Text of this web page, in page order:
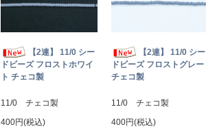
【2連】 11/0 シー
ドビーズ フロストホワイ
ト チェコ製
11/0 チェコ製
400円(税込)
【2連】 11/0 シー
ドビーズ フロストグレー
チェコ製
11/0 チェコ製
400円(税込)